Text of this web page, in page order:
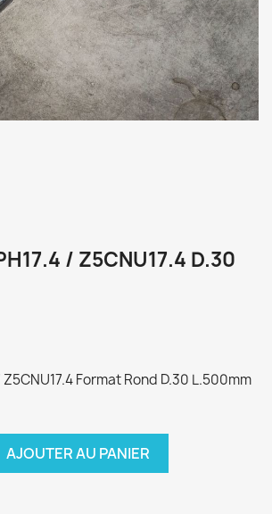
/ Z5CNU17.4 D.30
Z5CNU17.4 Format Rond D.30 L.500mm
AJOUTER AU PANIER